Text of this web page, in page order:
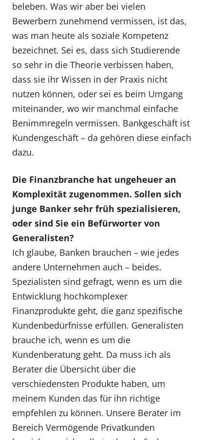
beleben. Was wir aber bei vielen
Bewerbern zunehmend vermissen, ist das,
was man heute als soziale Kompetenz
bezeichnet. Sei es, dass sich Studierende
so sehr in die Theorie verbissen haben,
dass sie ihr Wissen in der Praxis nicht
nutzen können, oder sei es beim Umgang
miteinander, wo wir manchmal einfache
Benimmregeln vermissen. Bankgeschäft ist
Kundengeschäft – da gehören diese einfach
dazu.
Die Finanzbranche hat ungeheuer an
Komplexität zugenommen. Sollen sich
junge Banker sehr früh spezialisieren,
oder sind Sie ein Befürworter von
Generalisten?
Ich glaube, Banken brauchen – wie jedes
andere Unternehmen auch – beides.
Spezialisten sind gefragt, wenn es um die
Entwicklung hochkomplexer
Finanzprodukte geht, die ganz spezifische
Kundenbedürfnisse erfüllen. Generalisten
brauche ich, wenn es um die
Kundenberatung geht. Da muss ich als
Berater die Übersicht über die
verschiedensten Produkte haben, um
meinem Kunden das für ihn richtige
empfehlen zu können. Unsere Berater im
Bereich Vermögende Privatkunden